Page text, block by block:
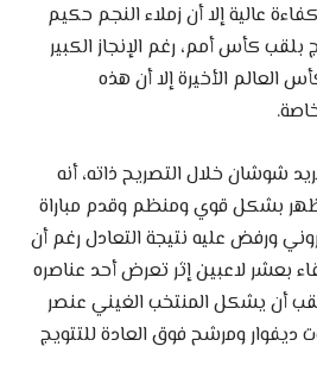
عالية إلا أن زملاء النجم حكيم
كأس أمم، رغم الإنجاز الكبير
الأخيرة إلا أن هذه
شوشان خلال التصريح ذاته، أنه
بشكل قوي ومنظم وقدم مباراة
ورفض عليه نتيجة التعادل رغم أن
بعشر لاعبين إثر تعرض أحد عناصره
أن يشكل المنتخب الغيني عنصر
ومرشح فوق العادة للتتويج